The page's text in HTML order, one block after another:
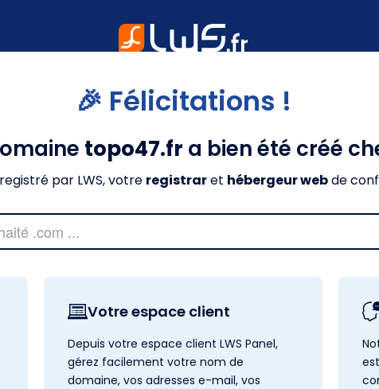
🎉 Félicitations !
topo47.fr a bien été créé
par LWS, votre registraret hébergeur webde
Votre espace client
Depuis votre espace client LWS Panel,
gérez facilement votre nom de
domaine, vos adresses e-mail, vos